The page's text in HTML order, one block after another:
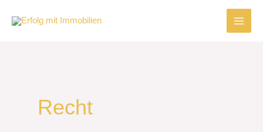
Inhalt
Recht